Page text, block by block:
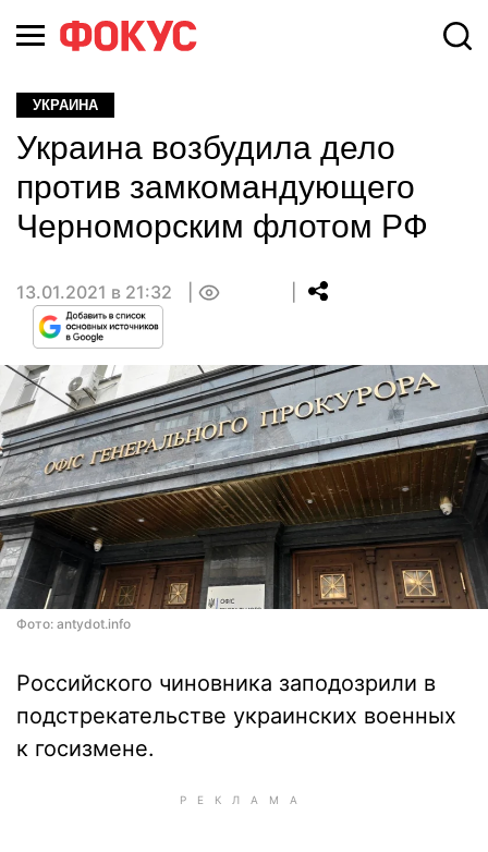
УКРАИНА
Украина возбудила дело
против замкомандующего
Черноморским флотом РФ
13.01.2021 в 21:32
Фото: antydot.info
Российского чиновника заподозрили в
подстрекательстве украинских военных
к госизмене.